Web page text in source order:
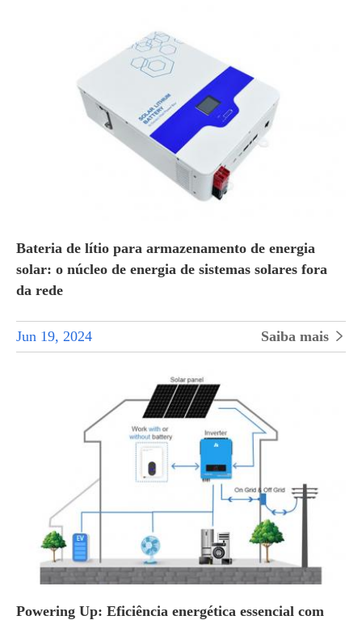
Bateria de lítio para armazenamento de energia
solar: o núcleo de energia de sistemas solares fora
da rede
Jun 19, 2024 Saiba mais 
Powering Up: Eficiência energética essencial com